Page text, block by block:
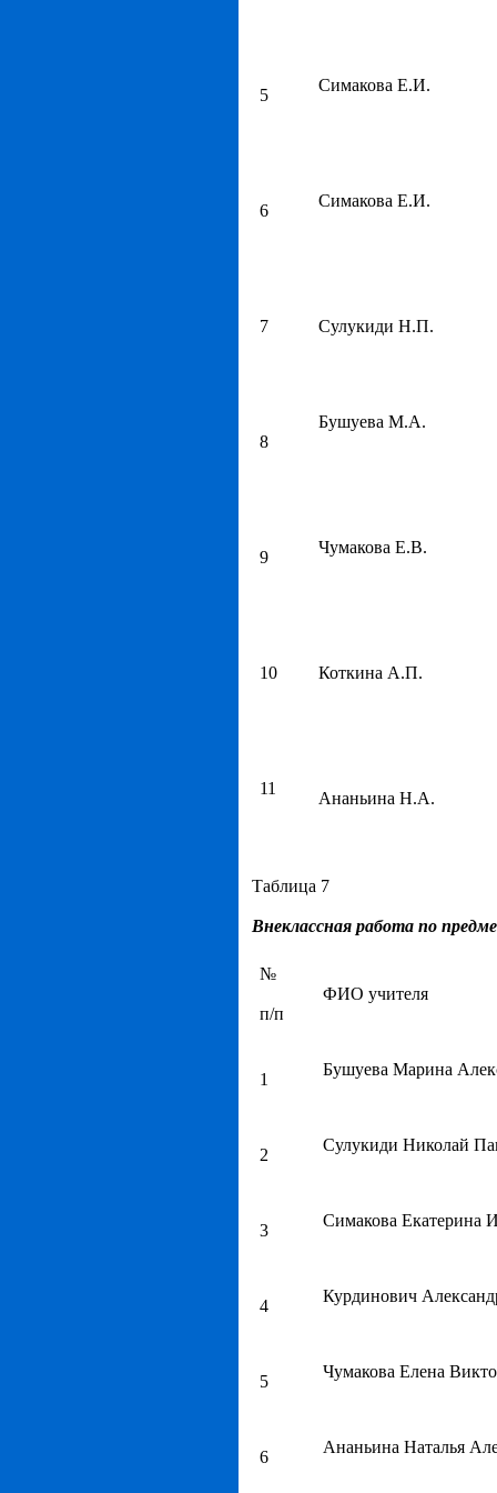
5
Симакова Е.И.
6
Симакова Е.И.
7 Сулукиди Н.П.
8
Бушуева М.А.
9
Чумакова Е.В.
10 Коткина А.П.
11
Ананьина Н.А.
Таблица 7
Внеклассная работа по
№
п/п
ФИО учителя
1
Бушуева Марина
2
Сулукиди Николай
3
Симакова Екатерина
4
Курдинович
5
Чумакова Елена
6
Ананьина Наталья